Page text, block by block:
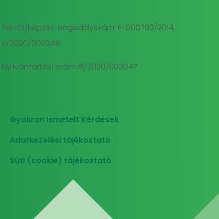
Felnőttképzési engedélyszám: E-000293/2014,
E/2020/000248
Nyilvántartási szám: B/2020/003047
Gyakran Ismételt Kérdések
Adatkezelési tájékoztató
Süti (cookie) tájékoztató